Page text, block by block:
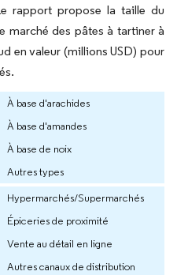
rapport propose la taille du
marché des pâtes à tartiner à
en valeur (millions USD) pour
À base d'arachides
À base d'amandes
À base de noix
Autres types
Hypermarchés/Supermarchés
Épiceries de proximité
Vente au détail en ligne
Autres canaux de distribution